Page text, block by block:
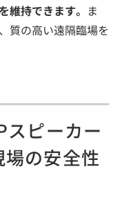
維持できます。 ま
質の高い遠隔臨場を
スピーカー
場の安全性